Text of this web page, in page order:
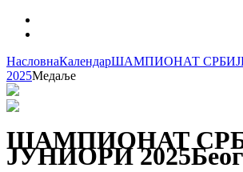
НасловнаКалендарШАМПИОНАТ
2025Медаље
ШАМПИОНАТ
ЈУНИОРИ 2025